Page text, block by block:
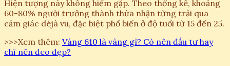
Hiện tượng này không hiếm gặp. Theo thống kê, khoảng
60-80% người trưởng thành thừa nhận từng trải qua
cảm giác déjà vu, đặc biệt phổ biến ở độ tuổi từ 15 đến 25.
>>>Xem thêm: Vàng 610 là vàng gì? Có nên đầu tư hay
chỉ nên đeo đẹp?